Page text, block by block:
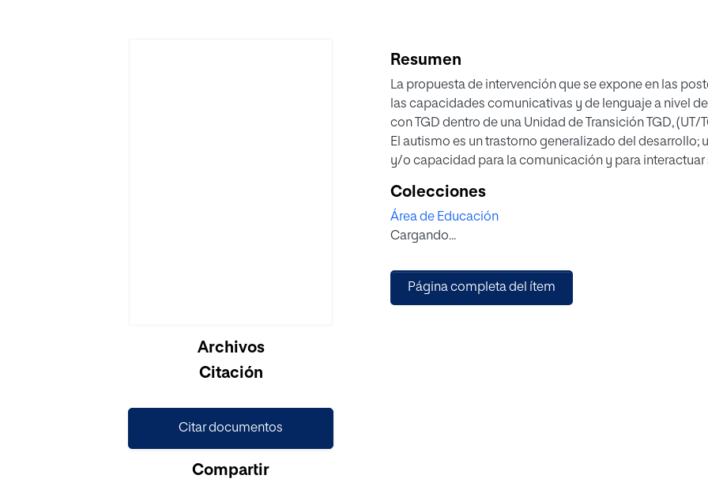
Archivos
Citación
Citar documentos
Compartir
Resumen
La propuesta de intervención que se expone en las
las capacidades comunicativas y de lenguaje a nivel
con TGD dentro de una Unidad de Transición TGD, (UT/
El autismo es un trastorno generalizado del desarrollo;
y/o capacidad para la comunicación y para
principales intervenciones dirigidas al desarrollo y
Con dicha propuesta de intervención lo que se
y dificultades que este tipo de alumnado presenta en
una Unidad de Transición.
Dentro de la propuesta podemos encontrar aquellos
Colecciones
Área de Educación
Cargando...
Página completa del ítem